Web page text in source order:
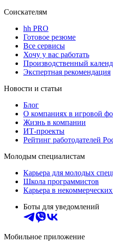
Соискателям
hh PRO
Готовое резюме
Все сервисы
Хочу у вас работать
Производственный
Экспертная рекомендация
Новости и статьи
Блог
О компаниях в игровой
Жизнь в компании
ИТ-проекты
Рейтинг работодателей
Молодым специалистам
Карьера для молодых
Школа программистов
Карьера в
Боты для уведомлений
Мобильное приложение